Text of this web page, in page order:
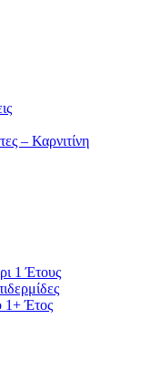
– Καρνιτίνη
1 Έτους
1+ Έτος